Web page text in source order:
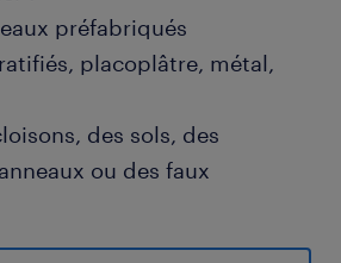
préfabriqués
placoplâtre, métal,
des sols, des
ou des faux
huisseries, des